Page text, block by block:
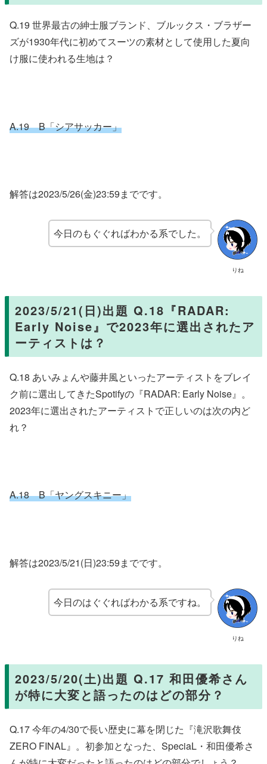
Q.19 世界最古の紳士服ブランド、ブルックス・ブラザー
ズが1930年代に初めてスーツの素材として使用した夏向
け服に使われる生地は？
A.19 B「シアサッカー」
解答は2023/5/26(金)23:59までです。
りね
今日のもぐぐればわかる系でした。
2023/5/21(日)出題 Q.18『RADAR:
Early Noise』で2023年に選出されたア
ーティストは？
Q.18 あいみょんや藤井風といったアーティストをブレイ
ク前に選出してきたSpotifyの『RADAR: Early Noise』。
2023年に選出されたアーティストで正しいのは次の内ど
れ？
A.18 B「ヤングスキニー」
解答は2023/5/21(日)23:59までです。
りね
今日のはぐぐればわかる系ですね。
2023/5/20(土)出題 Q.17 和田優希さん
が特に大変と語ったのはどの部分？
Q.17 今年の4/30で長い歴史に幕を閉じた『滝沢歌舞伎
ZERO FINAL』。初参加となった、SpeciaL・和田優希さ